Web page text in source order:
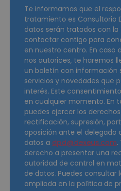
Te informamos que el
tratamiento es Consultorio
datos serán tratados con la
contactar contigo para
en nuestro centro. En caso
nos autorices, te haremos
un boletín con información
servicios y novedades que
interés. Este
en cualquier momento. En
puedes ejercer los
rectificación, supresión,
oposición ante el delegado
datos a dpd@dexeus.com.
derecho a presentar una
autoridad de control en
de datos. Puedes consultar
ampliada en la política de